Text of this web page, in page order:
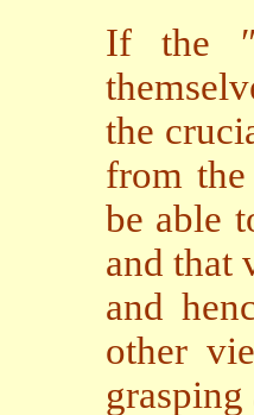
If the
the
from
be able
and that
and
other